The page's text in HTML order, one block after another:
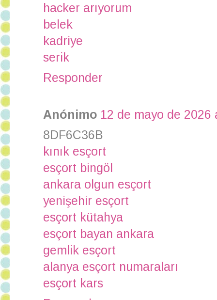
hacker arıyorum
belek
kadriye
serik
Responder
Anónimo 12 de mayo de 2026
8DF6C36B
kınık esçort
esçort bingöl
ankara olgun esçort
yenişehir esçort
esçort kütahya
esçort bayan ankara
gemlik esçort
alanya esçort numaraları
esçort kars